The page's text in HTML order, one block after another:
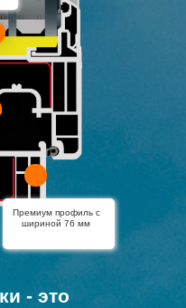
- это
Премиум профиль с
шириной 76 мм